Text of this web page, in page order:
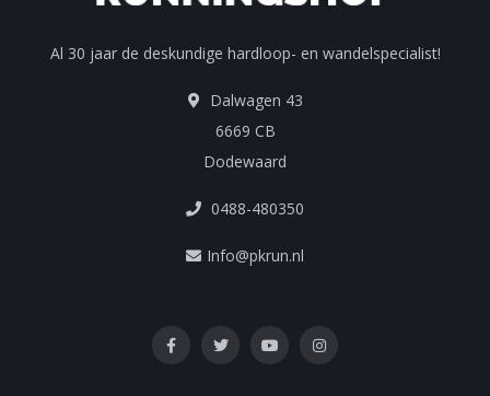
Al 30 jaar de deskundige hardloop- en wandelspecialist!
Dalwagen 43
6669 CB
Dodewaard
0488-480350
Info@pkrun.nl